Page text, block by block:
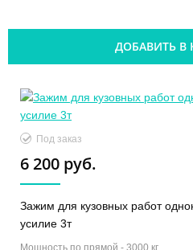
ДОБАВИТЬ В
Под заказ
6 200 руб.
Зажим для кузовных работ
усилие 3т
Мощность по прямой - 3000 кг